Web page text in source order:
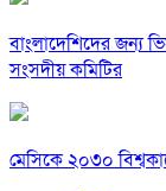
বাংলাদেশিদের জন্য
সংসদীয় কমিটির
মেসিকে ২০৩০